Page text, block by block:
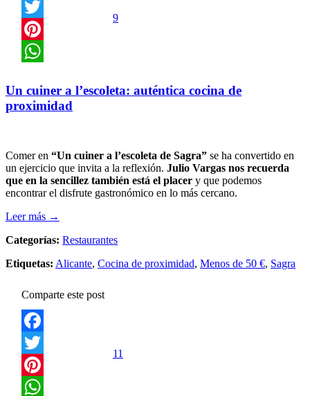
Facebook
Twitter
Pinterest
9
Un cuiner a l’escoleta: auténtica cocina de
proximidad
Comer en “Un cuiner a l’escoleta de Sagra” se ha convertido en
un ejercicio que invita a la reflexión. Julio Vargas nos recuerda
que en la sencillez también está el placer y que podemos
encontrar el disfrute gastronómico en lo más cercano.
Leer más →
Categorías: Restaurantes
Etiquetas: Alicante, Cocina de proximidad, Menos de 50 €, Sagra
Comparte este post
Facebook
Twitter
Pinterest
11